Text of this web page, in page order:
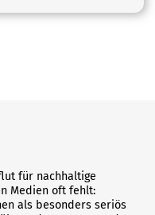
für nachhaltige
Medien oft fehlt:
als besonders seriös